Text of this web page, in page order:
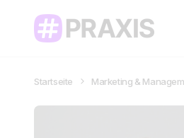
Startseite Marketing &